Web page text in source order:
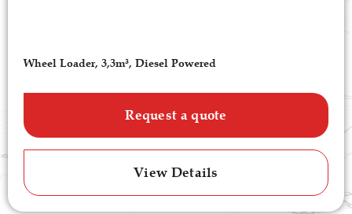
Wheel Loader, 3,3m³, Diesel Powered
Request a quote
View Details